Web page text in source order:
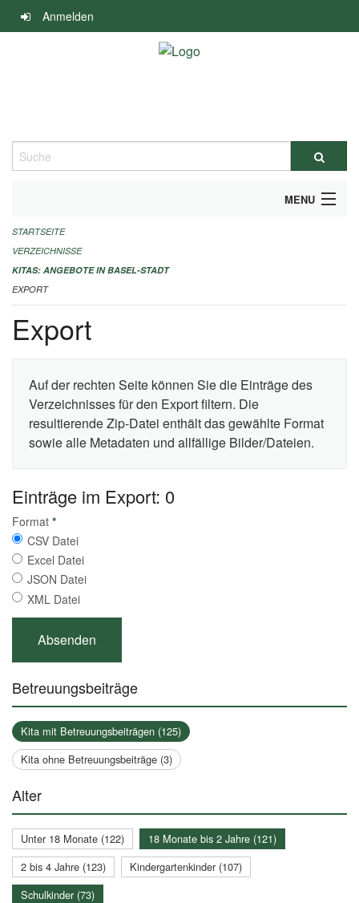
Navigation
überspringen
Anmelden
Suche
MENU
ALLGEMEINE INFORMATIONEN
IMPRESSUM
STARTSEITE
VERZEICHNISSE
KITAS: ANGEBOTE IN BASEL-STADT
EXPORT
Export
Auf der rechten Seite können Sie die Einträge des
Verzeichnisses für den Export filtern. Die
resultierende Zip-Datei enthält das gewählte Format
sowie alle Metadaten und allfällige Bilder/Dateien.
Einträge im Export: 0
Format *
CSV Datei
Excel Datei
JSON Datei
XML Datei
Betreuungsbeiträge
Kita mit Betreuungsbeiträgen (125)
Kita ohne Betreuungsbeiträge (3)
Alter
Unter 18 Monate (122)
18 Monate bis 2 Jahre (121)
2 bis 4 Jahre (123)
Kindergartenkinder (107)
Schulkinder (73)